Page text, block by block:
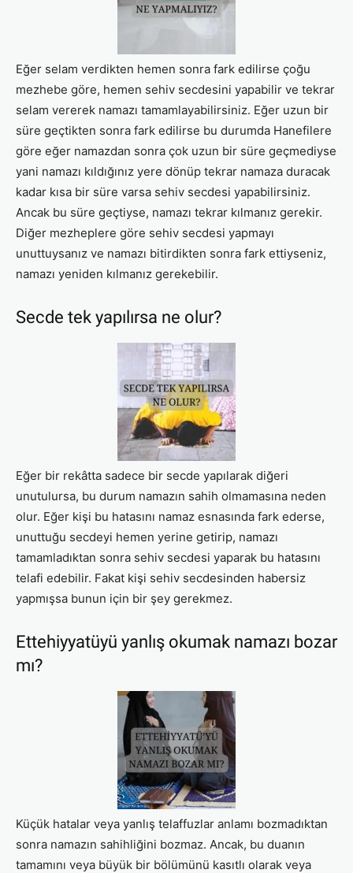
Eğer selam verdikten hemen sonra fark edilirse çoğu
mezhebe göre, hemen sehiv secdesini yapabilir ve tekrar
selam vererek namazı tamamlayabilirsiniz. Eğer uzun bir
süre geçtikten sonra fark edilirse bu durumda Hanefilere
göre eğer namazdan sonra çok uzun bir süre geçmediyse
yani namazı kıldığınız yere dönüp tekrar namaza duracak
kadar kısa bir süre varsa sehiv secdesi yapabilirsiniz.
Ancak bu süre geçtiyse, namazı tekrar kılmanız gerekir.
Diğer mezheplere göre sehiv secdesi yapmayı
unuttuysanız ve namazı bitirdikten sonra fark ettiyseniz,
namazı yeniden kılmanız gerekebilir.
Secde tek yapılırsa ne olur?
Eğer bir rekâtta sadece bir secde yapılarak diğeri
unutulursa, bu durum namazın sahih olmamasına neden
olur. Eğer kişi bu hatasını namaz esnasında fark ederse,
unuttuğu secdeyi hemen yerine getirip, namazı
tamamladıktan sonra sehiv secdesi yaparak bu hatasını
telafi edebilir. Fakat kişi sehiv secdesinden habersiz
yapmışsa bunun için bir şey gerekmez.
Ettehiyyatüyü yanlış okumak namazı bozar
mı?
Küçük hatalar veya yanlış telaffuzlar anlamı bozmadıktan
sonra namazın sahihliğini bozmaz. Ancak, bu duanın
tamamını veya büyük bir bölümünü kasıtlı olarak veya